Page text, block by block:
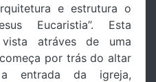
e estrutura o
Eucaristia”. Esta
atráves de uma
por trás do altar
entrada da igreja,